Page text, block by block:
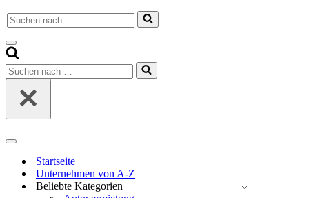
Suchen
nach …
Navigationsmenü
Suchen
nach …
Navigationsmenü
Startseite
Unternehmen von A-Z
Beliebte Kategorien